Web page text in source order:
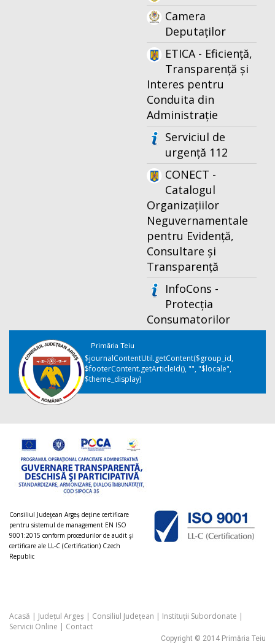
Camera
Deputaților
ETICA - Eficiență,
Transparență și
Interes pentru
Conduita din
Administrație
Serviciul de
urgență 112
CONECT -
Catalogul
Organizațiilor
Neguvernamentale
pentru Evidență,
Consultare și
Transparență
InfoCons -
Protecția
Consumatorilor
Primăria Teiu
$journalContentUtil.getContent($group_id,
$footerContent.getArticleId(), "", "$locale",
$theme_display)
Consiliul Judeţean Argeș deţine certificare
pentru sistemul de management EN ISO
9001:2015 conform procedurilor de audit şi
certificare ale LL-C (Certification) Czech
Republic
Acasă | Județul Argeș | Consiliul Județean | Instituții Subordonate |
Servicii Online | Contact
Copyright © 2014 Primăria Teiu